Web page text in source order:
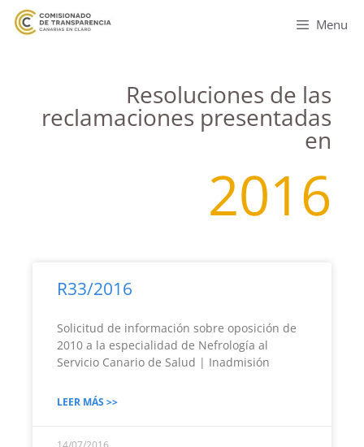
Menu
Resoluciones de las
reclamaciones presentadas
en
2016
R33/2016
Solicitud de información sobre oposición de
2010 a la especialidad de Nefrología al
Servicio Canario de Salud | Inadmisión
LEER MÁS >>